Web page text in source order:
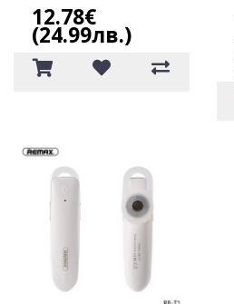
12.78€
(24.99лв.)